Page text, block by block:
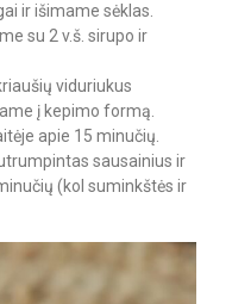
ir išimame sėklas.
su 2 v.š. sirupo ir
viduriukus
į kepimo formą.
apie 15 minučių.
sausainius ir
(kol suminkštės ir